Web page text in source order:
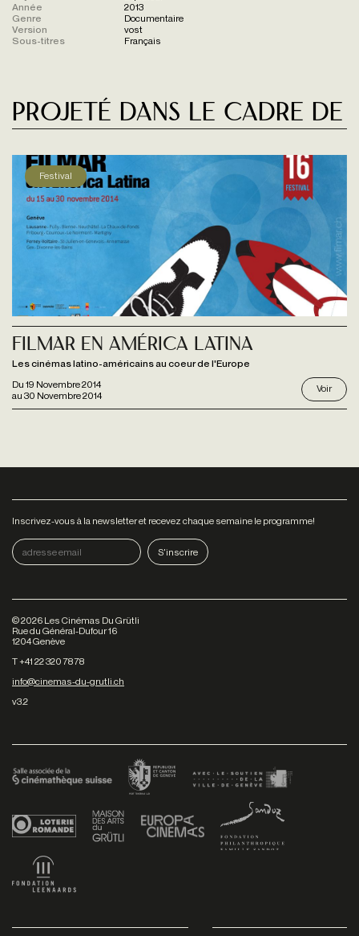
Année
2013
Genre
Documentaire
Version
vost
Sous-titres
Français
Projeté dans le cadre de
Festival
Du 19 Novembre 2014
au 30 Novembre 2014
Filmar En América Latina
Les cinémas latino-américains au coeur de l'Europe
Voir
Inscrivez-vous à la newsletter et recevez chaque semaine le programme!
©2026 Les Cinémas Du Grütli
Rue du Général-Dufour 16
1204 Genève
T +41 22 320 78 78
info@cinemas-du-grutli.ch
v3.2